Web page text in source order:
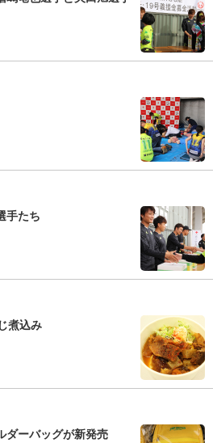
手たち
煮込み
ダーバッグが新発売